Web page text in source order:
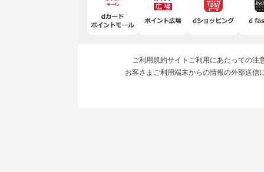
ご利用規約サイトご利用にあたっての注
お客さまご利用端末からの情報の外部送信